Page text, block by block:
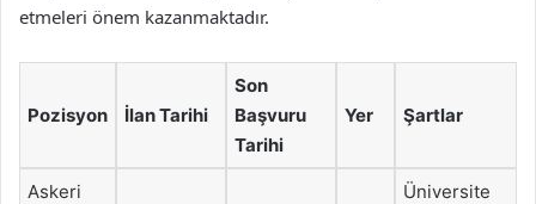
etmeleri önem kazanmaktadır.
Pozisyon İlan Tarihi
Son
Başvuru
Tarihi
Yer Şartlar
Askeri
Üniversite